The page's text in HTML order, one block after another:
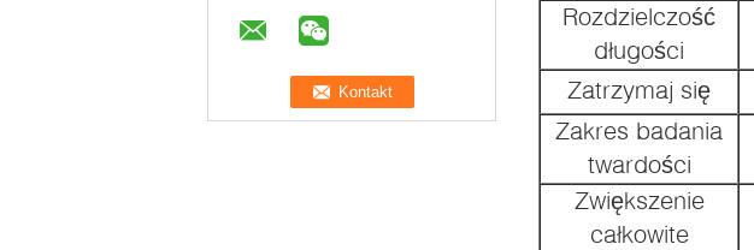
Rozdzielczość
długości
Zatrzymaj się
Zakres badania
twardości
Zwiększenie
całkowite